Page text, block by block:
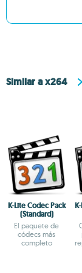
Similar a x264
K-Lite Codec Pack
(Standard)
El paquete de
códecs más
completo